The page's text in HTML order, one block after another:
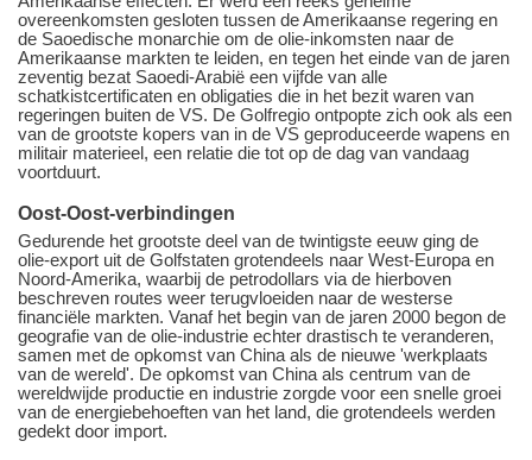
overeenkomsten gesloten tussen de Amerikaanse regering en
de Saoedische monarchie om de olie-inkomsten naar de
Amerikaanse markten te leiden, en tegen het einde van de jaren
zeventig bezat Saoedi-Arabië een vijfde van alle
schatkistcertificaten en obligaties die in het bezit waren van
regeringen buiten de VS. De Golfregio ontpopte zich ook als een
van de grootste kopers van in de VS geproduceerde wapens en
militair materieel, een relatie die tot op de dag van vandaag
voortduurt.
Oost-Oost-verbindingen
Gedurende het grootste deel van de twintigste eeuw ging de
olie-export uit de Golfstaten grotendeels naar West-Europa en
Noord-Amerika, waarbij de petrodollars via de hierboven
beschreven routes weer terugvloeiden naar de westerse
financiële markten. Vanaf het begin van de jaren 2000 begon de
geografie van de olie-industrie echter drastisch te veranderen,
samen met de opkomst van China als de nieuwe 'werkplaats
van de wereld'. De opkomst van China als centrum van de
wereldwijde productie en industrie zorgde voor een snelle groei
van de energiebehoeften van het land, die grotendeels werden
gedekt door import.